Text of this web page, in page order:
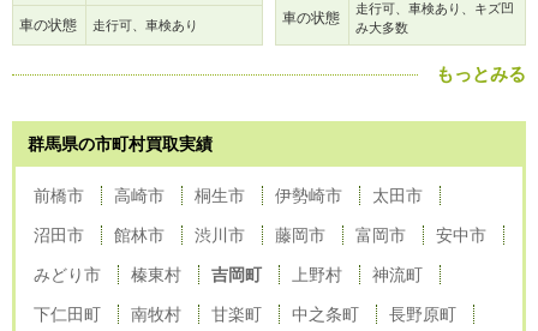
車の状態 走行可、車検あり 車の状態
走行可、車検あり、キズ凹
み大多数
もっとみる
群馬県の市町村買取実績
前橋市 高崎市 桐生市 伊勢崎市 太田市
沼田市 館林市 渋川市 藤岡市 富岡市 安中市
みどり市 榛東村 吉岡町 上野村 神流町
下仁田町 南牧村 甘楽町 中之条町 長野原町